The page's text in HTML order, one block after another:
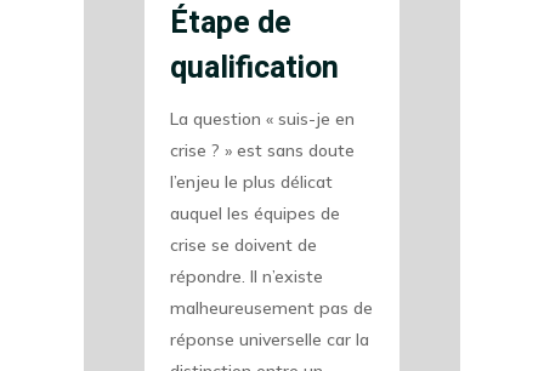
Étape de
qualification
La question « suis-je en
crise ? » est sans doute
l’enjeu le plus délicat
auquel les équipes de
crise se doivent de
répondre. Il n’existe
malheureusement pas de
réponse universelle car la